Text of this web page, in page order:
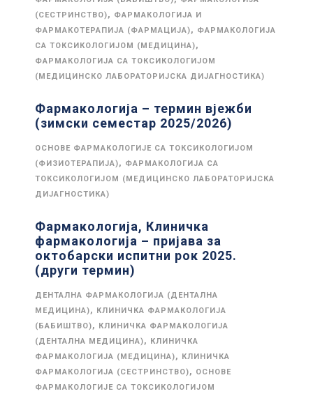
(СЕСТРИНСТВО), ФАРМАКОЛОГИЈА И
ФАРМАКОТЕРАПИЈА (ФАРМАЦИЈА), ФАРМАКОЛОГИЈА
СА ТОКСИКОЛОГИЈОМ (МЕДИЦИНА),
ФАРМАКОЛОГИЈА СА ТОКСИКОЛОГИЈОМ
(МЕДИЦИНСКО ЛАБОРАТОРИЈСКА ДИЈАГНОСТИКА)
Фармакологија – термин вјежби
(зимски семестар 2025/2026)
ОСНОВЕ ФАРМАКОЛОГИЈЕ СА ТОКСИКОЛОГИЈОМ
(ФИЗИОТЕРАПИЈА), ФАРМАКОЛОГИЈА СА
ТОКСИКОЛОГИЈОМ (МЕДИЦИНСКО ЛАБОРАТОРИЈСКА
ДИЈАГНОСТИКА)
Фармакологија, Клиничка
фармакологија – пријава за
октобарски испитни рок 2025.
(други термин)
ДЕНТАЛНА ФАРМАКОЛОГИЈА (ДЕНТАЛНА
МЕДИЦИНА), КЛИНИЧКА ФАРМАКОЛОГИЈА
(БАБИШТВО), КЛИНИЧКА ФАРМАКОЛОГИЈА
(ДЕНТАЛНА МЕДИЦИНА), КЛИНИЧКА
ФАРМАКОЛОГИЈА (МЕДИЦИНА), КЛИНИЧКА
ФАРМАКОЛОГИЈА (СЕСТРИНСТВО), ОСНОВЕ
ФАРМАКОЛОГИЈЕ СА ТОКСИКОЛОГИЈОМ